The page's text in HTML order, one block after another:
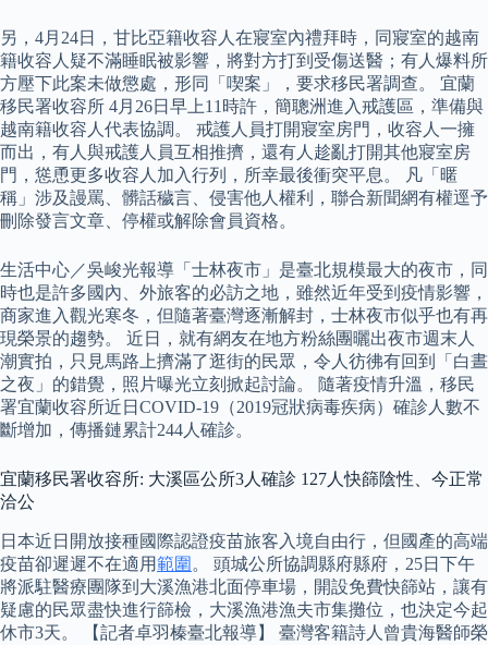
另，4月24日，甘比亞籍收容人在寢室內禮拜時，同寢室的越南
籍收容人疑不滿睡眠被影響，將對方打到受傷送醫；有人爆料所
方壓下此案未做懲處，形同「喫案」，要求移民署調查。 宜蘭
移民署收容所 4月26日早上11時許，簡聰洲進入戒護區，準備與
越南籍收容人代表協調。 戒護人員打開寢室房門，收容人一擁
而出，有人與戒護人員互相推擠，還有人趁亂打開其他寢室房
門，慫恿更多收容人加入行列，所幸最後衝突平息。 凡「暱
稱」涉及謾罵、髒話穢言、侵害他人權利，聯合新聞網有權逕予
刪除發言文章、停權或解除會員資格。
生活中心／吳峻光報導「士林夜市」是臺北規模最大的夜市，同
時也是許多國內、外旅客的必訪之地，雖然近年受到疫情影響，
商家進入觀光寒冬，但隨著臺灣逐漸解封，士林夜市似乎也有再
現榮景的趨勢。 近日，就有網友在地方粉絲團曬出夜市週末人
潮實拍，只見馬路上擠滿了逛街的民眾，令人彷彿有回到「白晝
之夜」的錯覺，照片曝光立刻掀起討論。 隨著疫情升溫，移民
署宜蘭收容所近日COVID-19（2019冠狀病毒疾病）確診人數不
斷增加，傳播鏈累計244人確診。
宜蘭移民署收容所: 大溪區公所3人確診 127人快篩陰性、今正常
洽公
日本近日開放接種國際認證疫苗旅客入境自由行，但國產的高端
疫苗卻遲遲不在適用範圍 。 頭城公所協調縣府縣府，25日下午
將派駐醫療團隊到大溪漁港北面停車場，開設免費快篩站，讓有
疑慮的民眾盡快進行篩檢，大溪漁港漁夫市集攤位，也決定今起
休市3天。 【記者卓羽榛臺北報導】 臺灣客籍詩人曾貴海醫師榮